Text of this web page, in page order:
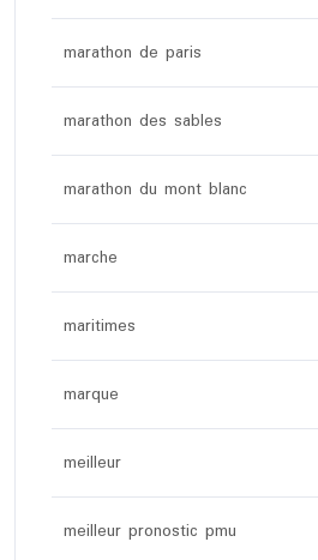
marathon de paris
marathon des sables
marathon du mont blanc
marche
maritimes
marque
meilleur
meilleur pronostic pmu